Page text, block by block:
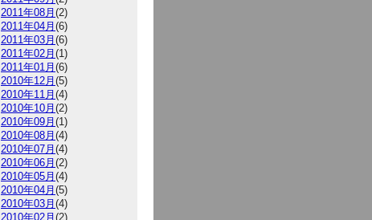
2011年08月(2)
2011年04月(6)
2011年03月(6)
2011年02月(1)
2011年01月(6)
2010年12月(5)
2010年11月(4)
2010年10月(2)
2010年09月(1)
2010年08月(4)
2010年07月(4)
2010年06月(2)
2010年05月(4)
2010年04月(5)
2010年03月(4)
2010年02月(2)